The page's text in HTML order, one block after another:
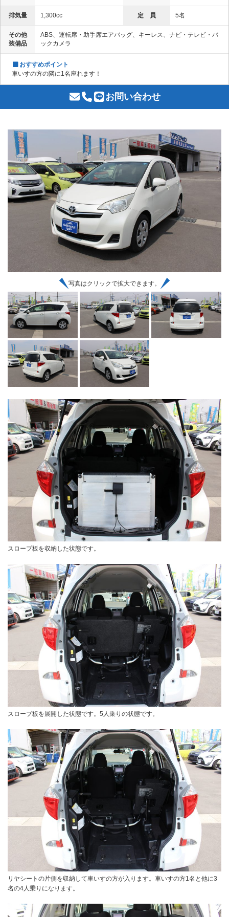
排気量 1,300cc 定 員 5名
その他
装備品
ABS、運転席・助手席エアバッグ、キーレス、ナビ・テレビ・バ
ックカメラ
おすすめポイント
車いすの方の隣に1名座れます！
お問い合わせ
写真はクリックで拡大できます。
スロープ板を収納した状態です。
スロープ板を展開した状態です。5人乗りの状態です。
リヤシートの片側を収納して車いすの方が入ります。車いすの方1名と他に3
名の4人乗りになります。